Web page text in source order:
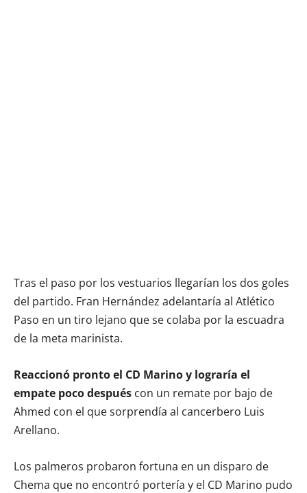
Tras el paso por los vestuarios llegarían los dos goles
del partido. Fran Hernández adelantaría al Atlético
Paso en un tiro lejano que se colaba por la escuadra
de la meta marinista.
Reaccionó pronto el CD Marino y lograría el
empate poco después con un remate por bajo de
Ahmed con el que sorprendía al cancerbero Luis
Arellano.
Los palmeros probaron fortuna en un disparo de
Chema que no encontró portería y el CD Marino pudo